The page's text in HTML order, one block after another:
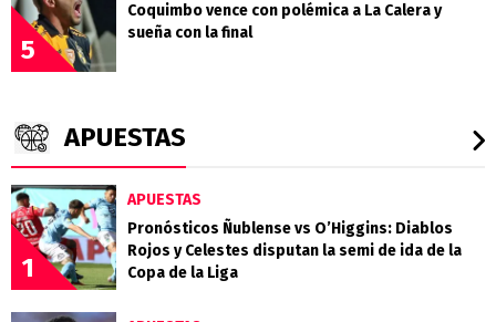
5
Coquimbo vence con polémica a La Calera y
sueña con la final
APUESTAS
1
APUESTAS
Pronósticos Ñublense vs O’Higgins: Diablos
Rojos y Celestes disputan la semi de ida de la
Copa de la Liga